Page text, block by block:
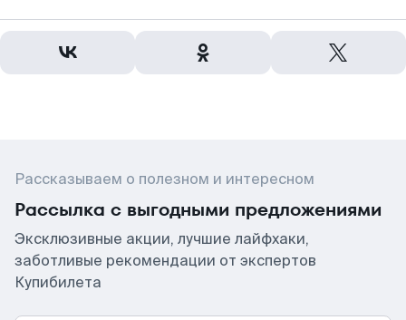
Рассказываем о полезном и интересном
Рассылка с выгодными предложениями
Эксклюзивные акции, лучшие лайфхаки,
заботливые рекомендации от экспертов
Купибилета